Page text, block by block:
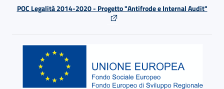
POC Legalità 2014-2020 - Progetto "Antifrode e Internal Audit"